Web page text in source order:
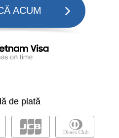
ACUM
de plată